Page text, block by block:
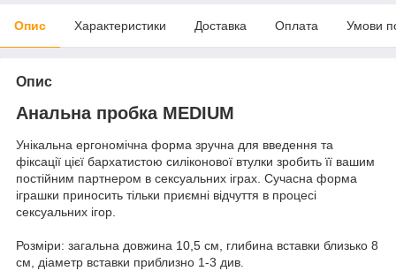
Опис Характеристики Доставка Оплата Умови
Опис
Анальна пробка MEDIUM
Унікальна ергономічна форма зручна для введення та
фіксації цієї бархатистою силіконової втулки зробить її вашим
постійним партнером в сексуальних іграх. Сучасна форма
іграшки приносить тільки приємні відчуття в процесі
сексуальних ігор.
Розміри: загальна довжина 10,5 см, глибина вставки близько 8
см, діаметр вставки приблизно 1-3 див.